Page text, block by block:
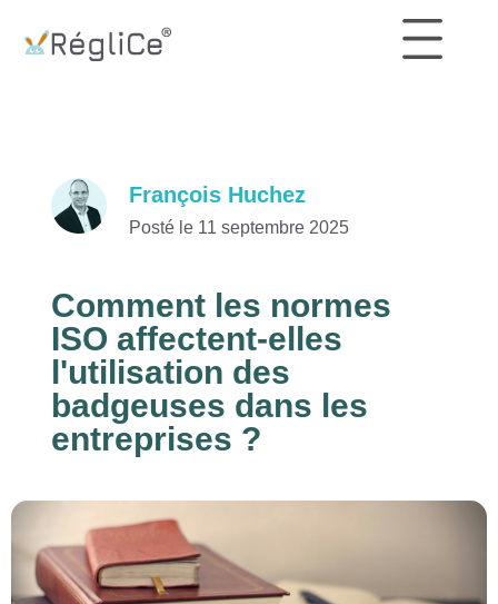
François Huchez
Posté le 11 septembre 2025
Comment les normes
ISO affectent-elles
l'utilisation des
badgeuses dans les
entreprises ?